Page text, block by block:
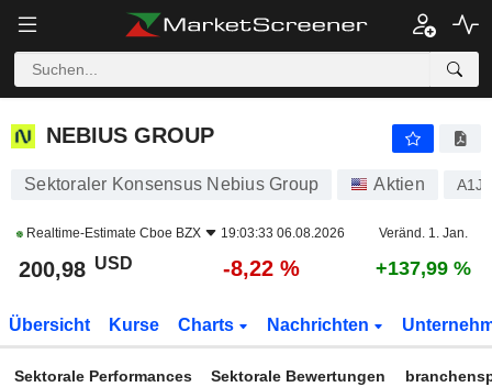
NEBIUS GROUP
NEBIUS GROUP
Sektoraler Konsensus Nebius Group Aktien
Realtime-Estimate Cboe BZX 19:03:33 06.08.2026 Veränd. 1. Jan.
200,98 USD -8,22 % +137,99 %
Übersicht Kurse Charts Nachrichten
Sektorale Performances Sektorale Bewertungen